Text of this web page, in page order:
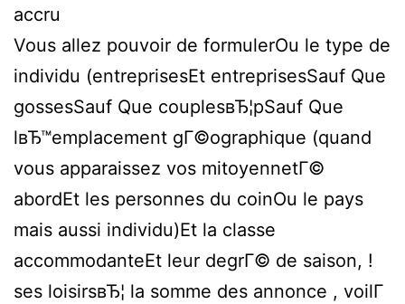
accru
Vous allez pouvoir de formulerOu le type de
individu (entreprisesEt entreprisesSauf Que
gossesSauf Que couplesвЂ¦pSauf Que
lвЂ™emplacement gГ©ographique (quand
vous apparaissez vos mitoyennetГ©
abordEt les personnes du coinOu le pays
mais aussi individu)Et la classe
accommodanteEt leur degrГ© de saison, !
ses loisirsвЂ¦ la somme des annonce , voilГ